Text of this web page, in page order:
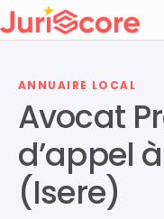
ANNUAIRE LOCAL
Avocat
d’appel à
(Isere)